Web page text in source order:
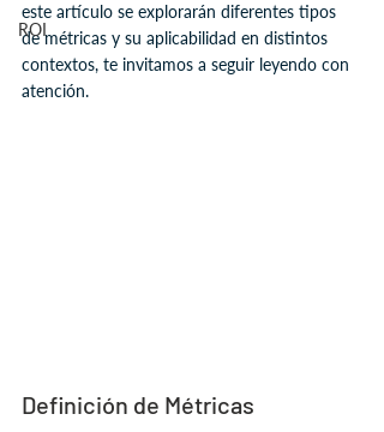
ROI
este artículo se explorarán diferentes tipos
de métricas y su aplicabilidad en distintos
contextos, te invitamos a seguir leyendo con
atención.
Definición de Métricas